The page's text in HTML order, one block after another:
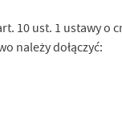
10 ust. 1 ustawy o
należy dołączyć: